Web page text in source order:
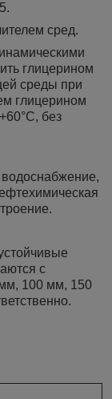
сред.
глицерином
среды при
глицерином
без
с
100 мм, 150